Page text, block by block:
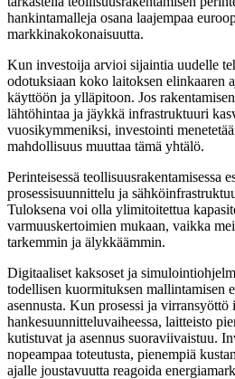
hankintamalleja osana laajempaa
markkinakokonaisuutta.
Kun investoija arvioi sijaintia uudelle
odotuksiaan koko laitoksen elinkaaren
käyttöön ja ylläpitoon. Jos
lähtöhintaa ja jäykkä infrastruktuuri
vuosikymmeniksi, investointi
mahdollisuus muuttaa tämä yhtälö.
Perinteisessä teollisuusrakentamisessa
prosessisuunnittelu ja
Tuloksena voi olla ylimitoitettua
varmuuskertoimien mukaan, vaikka
tarkemmin ja älykkäämmin.
Digitaaliset kaksoset ja
todellisen kuormituksen mallintamisen
asennusta. Kun prosessi ja virransyöttö
hankesuunnitteluvaiheessa, laitteisto
kutistuvat ja asennus suoraviivaistuu.
nopeampaa toteutusta, pienempiä
ajalle joustavuutta reagoida